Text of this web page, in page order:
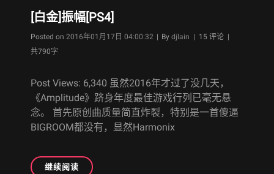
[白金]振幅[PS4]
Posted on 2016年01月17日 04:00:32 | By Byline
djlain | 15 评论 |
共790字
Post Views: 6,340 虽然2016年才过了没几天，
《Amplitude》跻身年度最佳游戏行列已毫无悬
念。 首先原创曲质量简直炸裂，特别是一首傻逼
BIGROOM都没有，显然Harmonix
继续阅读[白